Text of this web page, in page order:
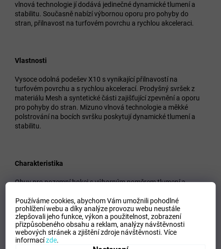
Používáme cookies, abychom Vám umožnili pohodlné
prohlížení webu a díky analýze provozu webu neustále
zlepšovali jeho funkce, výkon a použitelnost,zobrazení
přizpůsobeného obsahu a reklam, analýzy návštěvnosti
webových stránek a zjištění zdroje návštěvnosti.Více
informacízde.
vlnová technologie jí dodává jedinečné dynamické tlumení a
stabilitu. Současně nabízí výbornou oporu pro pohyby do
stran, přilnavost na turfovém povrchu a rychlou akceleraci.
Vlastnosti
Vysoce odolná podešev X10 s vynikající přilnavostí na
turfovém povrchu a s rychlou akcelerací. Prodyšný svršek z
materiálu Mesh a syntetické části zajišťující zpevnění a oporu
pro pohyby do stran. Mizuno vlnová technologie a měkké
polstrování na bocích svršku poskytují dynamické tlumení a
stabilitu.
Charakteristika
Obuv pro pozemní hokej s výborným poměrem tlumení a
Pro koho